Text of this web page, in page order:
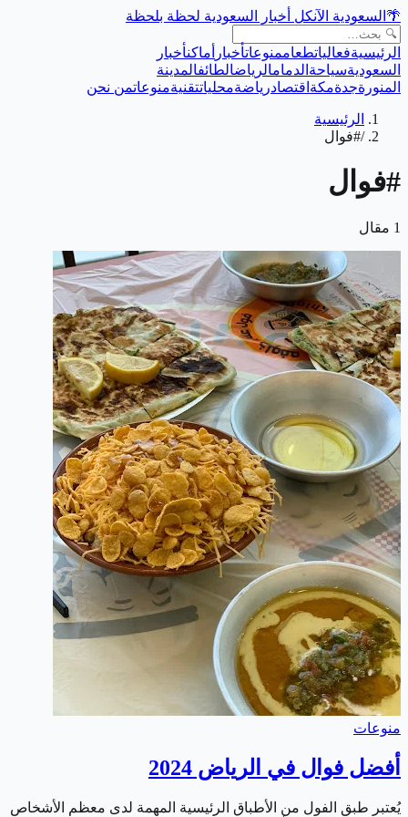
🌴 السعودية الآنكل أخبار السعودية لحظة بلحظة
الرئيسيةفعالياتطعاممنوعاتأخبار أماكنأخبار
السعوديةسياحة الدمامالرياضالطائفالمدينة
المنورةجدةمكة اقتصادرياضةمحلياتتقنيةمنوعاتمن نحن
الرئيسية
/#فوال
#فوال
1 مقال
منوعات
أفضل فوال في الرياض 2024
يُعتبر طبق الفول من الأطباق الرئيسية المهمة لدى معظم الأشخاص